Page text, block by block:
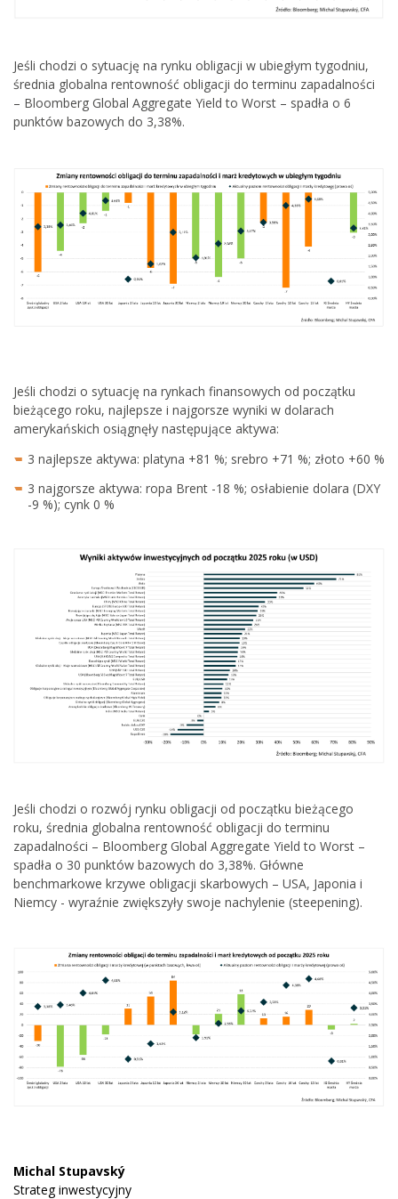
Jeśli chodzi o sytuację na rynku obligacji w ubiegłym tygodniu,
średnia globalna rentowność obligacji do terminu zapadalności
– Bloomberg Global Aggregate Yield to Worst – spadła o 6
punktów bazowych do 3,38%.
Jeśli chodzi o sytuację na rynkach finansowych od początku
bieżącego roku, najlepsze i najgorsze wyniki w dolarach
amerykańskich osiągnęły następujące aktywa:
3 najlepsze aktywa: platyna +81 %; srebro +71 %; złoto +60 %
3 najgorsze aktywa: ropa Brent -18 %; osłabienie dolara (DXY
-9 %); cynk 0 %
Jeśli chodzi o rozwój rynku obligacji od początku bieżącego
roku, średnia globalna rentowność obligacji do terminu
zapadalności – Bloomberg Global Aggregate Yield to Worst –
spadła o 30 punktów bazowych do 3,38%. Główne
benchmarkowe krzywe obligacji skarbowych – USA, Japonia i
Niemcy - wyraźnie zwiększyły swoje nachylenie (steepening).
Michal Stupavský
Strateg inwestycyjny